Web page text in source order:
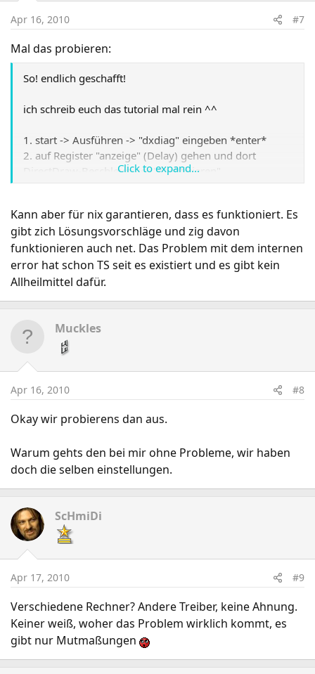
Apr 16, 2010 #7
Mal das probieren:
So! endlich geschafft!
ich schreib euch das tutorial mal rein ^^
1. start -> Ausführen -> "dxdiag" eingeben *enter*
2. auf Register "anzeige" (Delay) gehen und dort
DirectDraw-Beschleuniger "deaktivieren"
3. "Beenden"
Click to expand...
Kann aber für nix garantieren, dass es funktioniert. Es
gibt zich Lösungsvorschläge und zig davon
funktionieren auch net. Das Problem mit dem internen
error hat schon TS seit es existiert und es gibt kein
Allheilmittel dafür.
Muckles
Apr 16, 2010 #8
Okay wir probierens dan aus.
Warum gehts den bei mir ohne Probleme, wir haben
doch die selben einstellungen.
ScHmiDi
Apr 17, 2010 #9
Verschiedene Rechner? Andere Treiber, keine Ahnung.
Keiner weiß, woher das Problem wirklich kommt, es
gibt nur Mutmaßungen